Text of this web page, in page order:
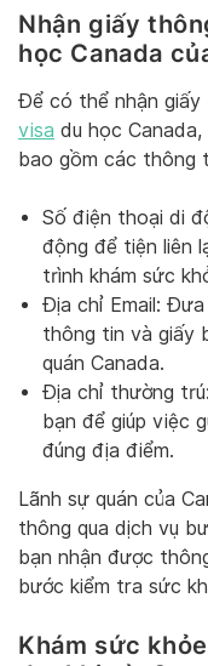
Nhận giấy
học Canada
Để có thể nhận giấy
visa du học
bao gồm các thông
Số điện thoại di
động để tiện liên
trình khám sức
Địa chỉ Email:
thông tin và giấy
quán Canada.
Địa chỉ thường
bạn để giúp việc
đúng địa điểm.
Lãnh sự quán của
thông qua dịch vụ
bạn nhận được
bước kiểm tra sức
Khám sức